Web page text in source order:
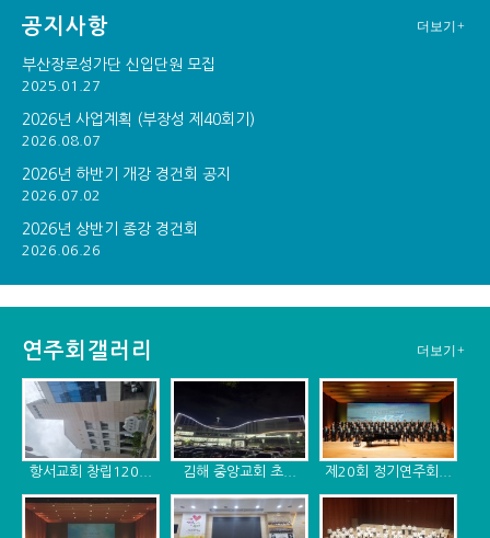
공지사항 더보기+
부산장로성가단 신입단원 모집
2025.01.27
2026년 사업계획 (부장성 제40회기)
2026.08.07
2026년 하반기 개강 경건회 공지
2026.07.02
2026년 상반기 종강 경건회
2026.06.26
연주회갤러리 더보기+
항서교회 창립120... 김해 중앙교회 초... 제20회 정기연주회...